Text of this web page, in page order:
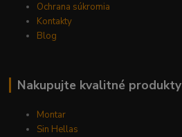
Ochrana súkromia
Kontakty
Blog
Nakupujte kvalitné produkty
Montar
Sin Hellas